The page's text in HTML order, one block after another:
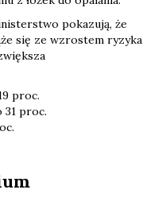
pokazują, że
się ze wzrostem ryzyka
proc.
31 proc.